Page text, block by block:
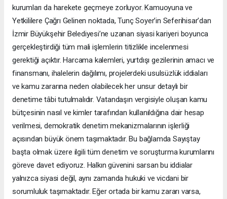
kurumları da harekete geçmeye zorluyor. Kamuoyuna ve
Yetkililere Çağrı Gelinen noktada, Tunç Soyer’in Seferihisar’dan
İzmir Büyükşehir Belediyesi’ne uzanan siyasi kariyeri boyunca
gerçekleştirdiği tüm mali işlemlerin titizlikle incelenmesi
gerektiği açıktır. Harcama kalemleri, yurtdışı gezilerinin amacı ve
finansmanı, ihalelerin dağılımı, projelerdeki usulsüzlük iddiaları
ve kamu zararına neden olabilecek her unsur detaylı bir
denetime tâbi tutulmalıdır. Vatandaşın vergisiyle oluşan kamu
bütçesinin nasıl ve kimler tarafından kullanıldığına dair hesap
verilmesi, demokratik denetim mekanizmalarının işlerliği
açısından büyük önem taşımaktadır. Bu bağlamda Sayıştay
başta olmak üzere ilgili tüm denetim ve soruşturma kurumlarını
göreve davet ediyoruz. Halkın güvenini sarsan bu iddialar
yalnızca siyasi değil, aynı zamanda hukuki ve vicdani bir
sorumluluk taşımaktadır. Eğer ortada bir kamu zararı varsa,